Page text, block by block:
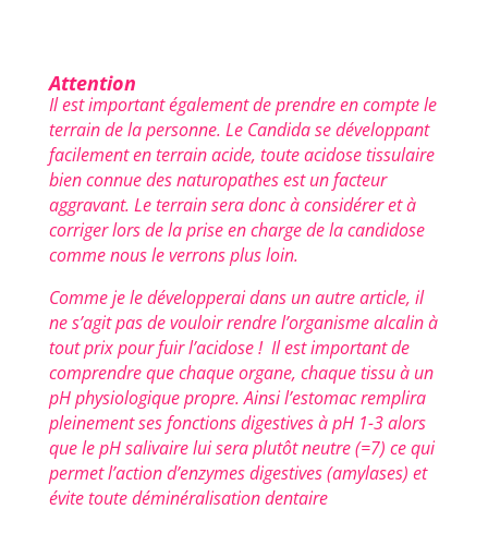
Attention
Il est important également de prendre en compte le
terrain de la personne. Le Candida se développant
facilement en terrain acide, toute acidose tissulaire
bien connue des naturopathes est un facteur
aggravant. Le terrain sera donc à considérer et à
corriger lors de la prise en charge de la candidose
comme nous le verrons plus loin.
Comme je le développerai dans un autre article, il
ne s’agit pas de vouloir rendre l’organisme alcalin à
tout prix pour fuir l’acidose ! Il est important de
comprendre que chaque organe, chaque tissu à un
pH physiologique propre. Ainsi l’estomac remplira
pleinement ses fonctions digestives à pH 1-3 alors
que le pH salivaire lui sera plutôt neutre (=7) ce qui
permet l’action d’enzymes digestives (amylases) et
évite toute déminéralisation dentaire